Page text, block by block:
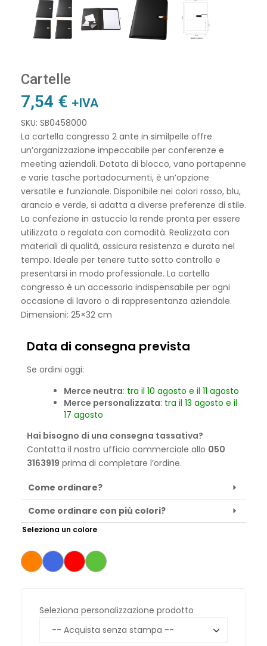
Cartelle
7,54 € +IVA
SKU: SB0458000
La cartella congresso 2 ante in similpelle offre
un’organizzazione impeccabile per conferenze e
meeting aziendali. Dotata di blocco, vano portapenne
e varie tasche portadocumenti, è un’opzione
versatile e funzionale. Disponibile nei colori rosso, blu,
arancio e verde, si adatta a diverse preferenze di stile.
La confezione in astuccio la rende pronta per essere
utilizzata o regalata con comodità. Realizzata con
materiali di qualità, assicura resistenza e durata nel
tempo. Ideale per tenere tutto sotto controllo e
presentarsi in modo professionale. La cartella
congresso è un accessorio indispensabile per ogni
occasione di lavoro o di rappresentanza aziendale.
Dimensioni: 25×32 cm
Data di consegna prevista
Se ordini oggi:
Merce neutra: tra il 10 agosto e il 11 agosto
Merce personalizzata: tra il 13 agosto e il
17 agosto
Hai bisogno di una consegna tassativa?
Contatta il nostro ufficio commerciale allo 050
3163919 prima di completare l’ordine.
Come ordinare?
Come ordinare con più colori?
Seleziona un colore
Seleziona personalizzazione prodotto